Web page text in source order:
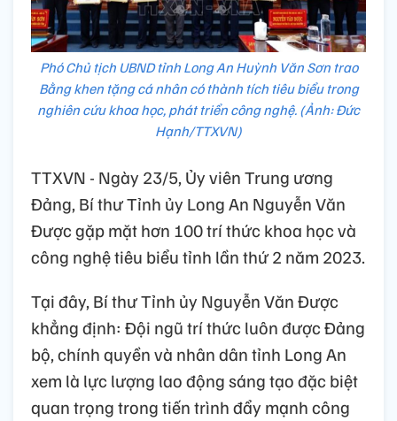
Phó Chủ tịch UBND tỉnh Long An Huỳnh Văn Sơn trao
Bằng khen tặng cá nhân có thành tích tiêu biểu trong
nghiên cứu khoa học, phát triển công nghệ. (Ảnh: Đức
Hạnh/TTXVN)
TTXVN - Ngày 23/5, Ủy viên Trung ương
Đảng, Bí thư Tỉnh ủy Long An Nguyễn Văn
Được gặp mặt hơn 100 trí thức khoa học và
công nghệ tiêu biểu tỉnh lần thứ 2 năm 2023.
Tại đây, Bí thư Tỉnh ủy Nguyễn Văn Được
khẳng định: Đội ngũ trí thức luôn được Đảng
bộ, chính quyền và nhân dân tỉnh Long An
xem là lực lượng lao động sáng tạo đặc biệt
quan trọng trong tiến trình đẩy mạnh công